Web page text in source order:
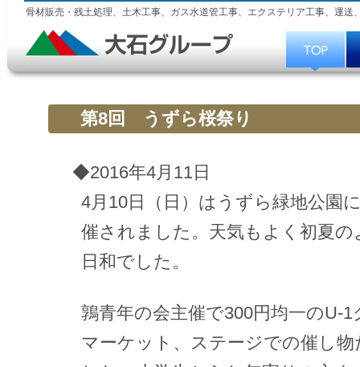
骨材販売・残土処理、土木工事、ガス水道管工事、エクステリア工事、運送
第8回 うずら桜祭り
◆2016年4月11日
4月10日（日）はうずら緑地公園
催されました。天気もよく初夏
日和でした。
鶉青年の会主催で300円均一のU-
マーケット、ステージでの催し